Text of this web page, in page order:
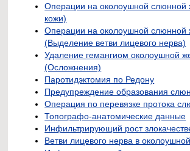
Операции на околоушной слюнной
кожи)
Операции на околоушной слюнной
(Выделение ветви лицевого нерва)
Удаление гемангиом околоушной
(Осложнения)
Паротидэктомия по Редону
Предупреждение образования
Операция по перевязке протока
Топографо-анатомические данные
Инфильтрирующий рост
Ветви лицевого нерва в